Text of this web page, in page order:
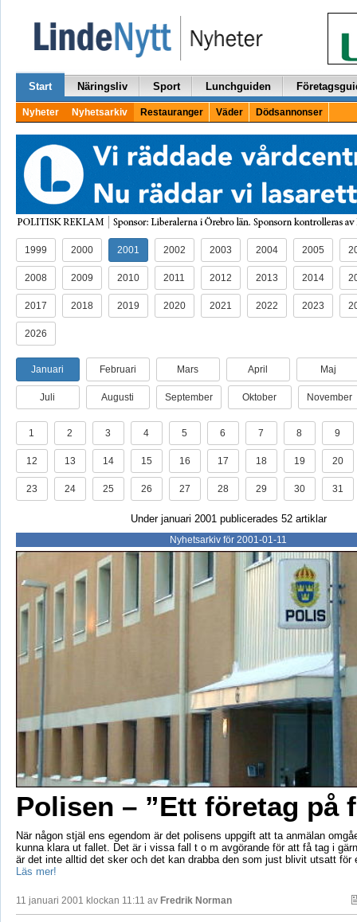
Start Näringsliv Sport Lunchguiden
Nyheter Nyhetsarkiv Restauranger Väder Dödsannonser
1999 2000 2001 2002 2003 2004 2005
2008 2009 2010 2011 2012 2013 2014
2017 2018 2019 2020 2021 2022 2023
2026
Januari Februari Mars April Maj
Juli Augusti September Oktober November
1 2 3 4 5 6 7 8 9
12 13 14 15 16 17 18 19 20
23 24 25 26 27 28 29 30 31
Under januari 2001 publicerades 52 artiklar
Nyhetsarkiv för 2001-01-11
Polisen – ”Ett företag på
När någon stjäl ens egendom är det polisens uppgift att ta anmälan
kunna klara ut fallet. Det är i vissa fall t o m avgörande för att få tag i
är det inte alltid det sker och det kan drabba den som just blivit utsatt
Läs mer!
11 januari 2001 klockan 11:11 av Fredrik Norman